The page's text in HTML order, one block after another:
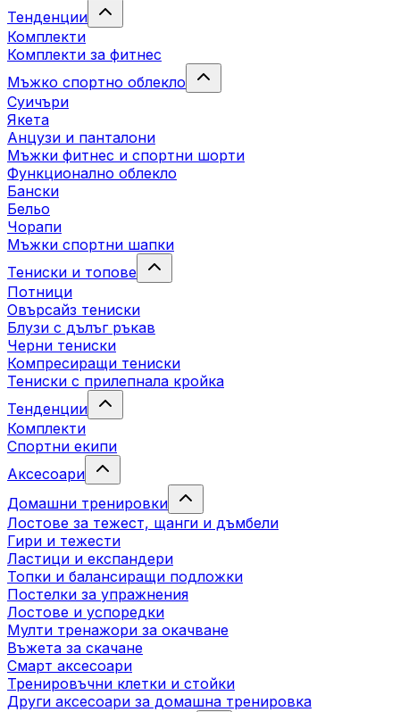
Тенденции
Комплекти
Комплекти за фитнес
Мъжко спортно облекло
Суичъри
Якета
Aнцузи и панталони
Mъжки фитнес и спортни шорти
Функционално облекло
Бански
Бельо
Чорапи
Mъжки спортни шапки
Тениски и топове
Потници
Овърсайз тениски
Блузи с дълъг ръкав
Черни тениски
Компресиращи тениски
Тениски с прилепнала кройка
Тенденции
Комплекти
Спортни екипи
Аксесоари
Домашни тренировки
Лостове за тежест, щанги и дъмбели
Гири и тежести
Ластици и експандери
Топки и балансиращи подложки
Постелки за упражнения
Лостове и успоредки
Мулти тренажори за окачване
Въжета за скачане
Смарт аксесоари
Тренировъчни клетки и стойки
Други аксесоари за домашна тренировка